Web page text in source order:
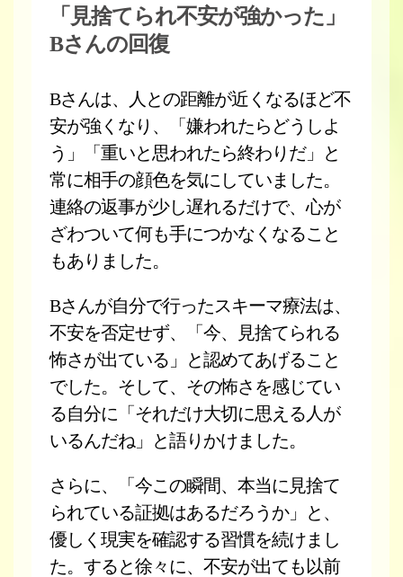
「見捨てられ不安が強かった」
Bさんの回復
Bさんは、人との距離が近くなるほど不
安が強くなり、「嫌われたらどうしよ
う」「重いと思われたら終わりだ」と
常に相手の顔色を気にしていました。
連絡の返事が少し遅れるだけで、心が
ざわついて何も手につかなくなること
もありました。
Bさんが自分で行ったスキーマ療法は、
不安を否定せず、「今、見捨てられる
怖さが出ている」と認めてあげること
でした。そして、その怖さを感じてい
る自分に「それだけ大切に思える人が
いるんだね」と語りかけました。
さらに、「今この瞬間、本当に見捨て
られている証拠はあるだろうか」と、
優しく現実を確認する習慣を続けまし
た。すると徐々に、不安が出ても以前